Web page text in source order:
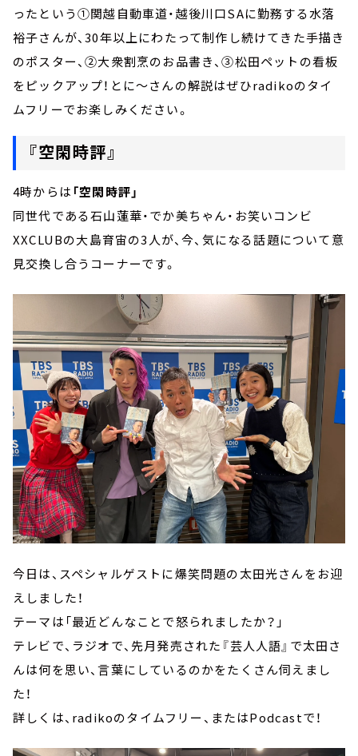
ったという①関越自動車道・越後川口SAに勤務する水落
裕子さんが、30年以上にわたって制作し続けてきた手描き
のポスター、②大衆割烹のお品書き、③松田ペットの看板
をピックアップ！とに～さんの解説はぜひradikoのタイ
ムフリーでお楽しみください。
『空閑時評』
4時からは 「空閑時評」
同世代である石山蓮華・でか美ちゃん・お笑いコンビ
XXCLUBの大島育宙の3人が、今、気になる話題について意
見交換し合うコーナーです。
今日は、スペシャルゲストに爆笑問題の太田光さんをお迎
えしました！
テーマは「最近どんなことで怒られましたか？」
テレビで、ラジオで、先月発売された『芸人人語』で太田さ
んは何を思い、言葉にしているのかをたくさん伺えまし
た！
詳しくは、radikoのタイムフリー、またはPodcastで！